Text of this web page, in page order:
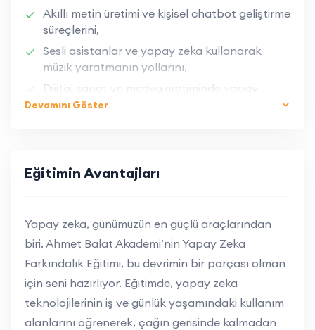
Akıllı metin üretimi ve kişisel chatbot geliştirme
süreçlerini,
Sesli asistanlar ve yapay zeka kullanarak
müzik yaratmanın yollarını,
Dijital sanat ve medya üretiminde yapay
zekanın nasıl kullanılacağını,
süreçlerini,
Makine öğrenmesi algoritmalarının temelini ve
tavsiye sistemlerinin nasıl işlediğini,
Derin öğrenme ve yapay sinir ağlarının
işleyişini ve bu teknolojilerin uygulama
alanlarını öğreneceksin.
Devamını Göster
Eğitimin Avantajları
Yapay zeka, günümüzün en güçlü araçlarından
biri. Ahmet Balat Akademi’nin Yapay Zeka
Farkındalık Eğitimi, bu devrimin bir parçası olman
için seni hazırlıyor. Eğitimde, yapay zeka
teknolojilerinin iş ve günlük yaşamındaki kullanım
alanlarını öğrenerek, çağın gerisinde kalmadan